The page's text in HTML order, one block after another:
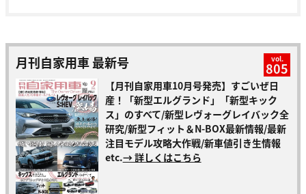
月刊自家用車 最新号 vol.
805
【月刊自家用車10月号発売】すごいぜ日
産！「新型エルグランド」「新型キック
ス」のすべて/新型レヴォーグレイバック全
研究/新型フィット＆N-BOX最新情報/最新
注目モデル攻略大作戦/新車値引き生情報
etc.→ 詳しくはこちら